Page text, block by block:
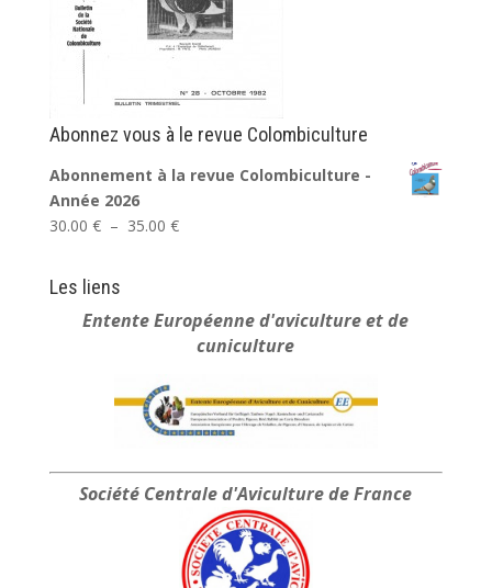
Abonnez vous à le revue Colombiculture
Abonnement à la revue Colombiculture -
Année 2026
30.00 € – 35.00 €Plage
à
35.00 €
Les liens
Entente Européenned'aviculture et de
cuniculture
Société Centraled'Aviculture de France